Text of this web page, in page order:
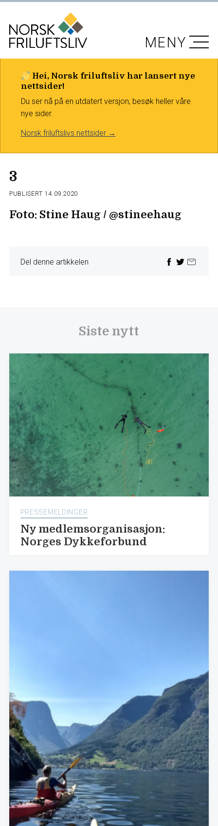
Hei, Norsk friluftsliv har lansert nye
nettsider!
Du ser nå på en utdatert versjon, besøk heller våre
nye sider.
Norsk friluftslivs nettsider →
MENY
3
PUBLISERT 14.09.2020
Foto: Stine Haug / @stineehaug
Del denne artikkelen
Siste nytt
PRESSEMELDINGER
Ny medlemsorganisasjon:
Norges Dykkeforbund